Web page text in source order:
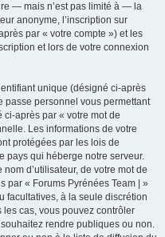
— mais n’est pas limité à — la
anonyme, l’inscription sur
par « votre compte ») et les
et lors de votre connexion
unique (désigné ci-après
passe personnel vous permettant
après par « votre mot de
Les informations de votre
protégées par les lois de
pays qui héberge notre serveur.
d’utilisateur, de votre mot de
par « Forums Pyrénées Team | »
facultatives, à la seule discrétion
les cas, vous pouvez contrôler
rendre publiques ou non.